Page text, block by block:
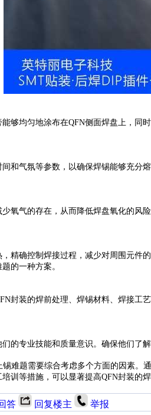
够均匀地涂布在QFN侧面焊盘上，同
和气氛等参数，以确保焊锡能够充分
氧气的存在，从而降低焊盘氧化的风
精确控制焊接过程，减少对周围元件
的一种方案。
封装的焊前处理、焊锡材料、焊接工
的专业技能和质量意识。确保他们了解
锡难题需要综合考虑多个方面的因素
训等措施，可以显著提高QFN封装的
答 回复楼主 举报